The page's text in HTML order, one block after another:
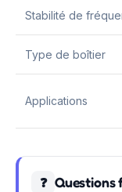
Stabilité de
Type de boîtier
Applications
❓ Questions